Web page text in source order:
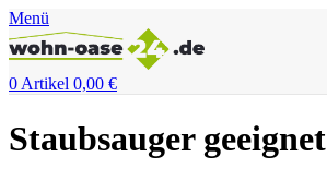
Menü
0Artikel 0,00 €
Staubsauger geeignet